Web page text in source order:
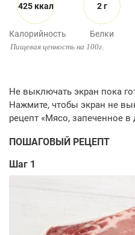
425 ккал
Калорийность
2 г
Белки
Пищевая ценность на 100г.
ПОШАГОВЫЙ РЕЦЕПТ
Шаг 1